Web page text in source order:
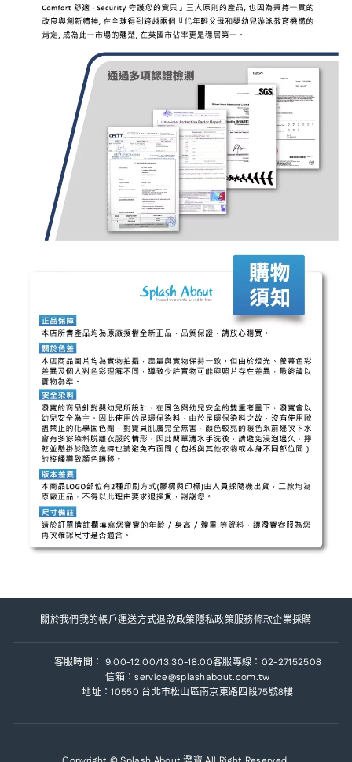
關於我們我的帳戶運送方式退款政策隱私政策服務條款企業採購
客服時間： 9:00-12:00/13:30-18:00客服專線：02-27152508
信箱：service@splashabout.com.tw
地址：10550 台北市松山區南京東路四段75號8樓